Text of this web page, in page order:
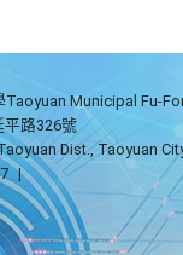
Municipal Fu-
平路326號
Dist., Taoyuan
|